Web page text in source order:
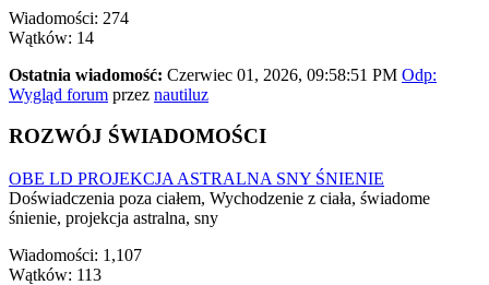
Wiadomości: 274
Wątków: 14
Ostatnia wiadomość: Czerwiec 01, 2026, 09:58:51 PM Odp:
Wygląd forum przez nautiluz
ROZWÓJ ŚWIADOMOŚCI
OBE LD PROJEKCJA ASTRALNA SNY ŚNIENIE
Doświadczenia poza ciałem, Wychodzenie z ciała, świadome
śnienie, projekcja astralna, sny
Wiadomości: 1,107
Wątków: 113